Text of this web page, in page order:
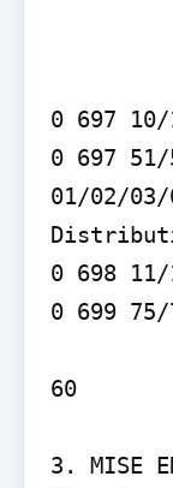
0 697
0 697
01/02/
0 698
0 699
60
3. MISE